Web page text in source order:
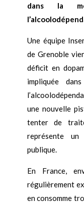
dans la
Une équipe
de Grenoble
déficit en
impliquée
une nouvelle
tenter de
représente
publique.
En France,
régulièrement
en consomme